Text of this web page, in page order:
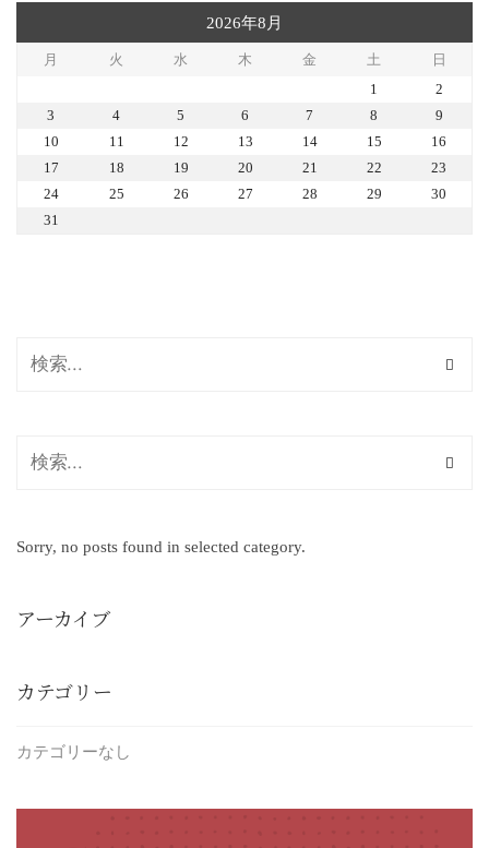
2026年8月
月 火 水 木 金 土
日
1
2
3
4 5 6 7 8
9
10
11 12 13 14 15
16
17
18 19 20 21 22
23
24
25 26 27 28 29
30
31
Sorry, no posts found in selected category.
アーカイブ
カテゴリー
カテゴリーなし